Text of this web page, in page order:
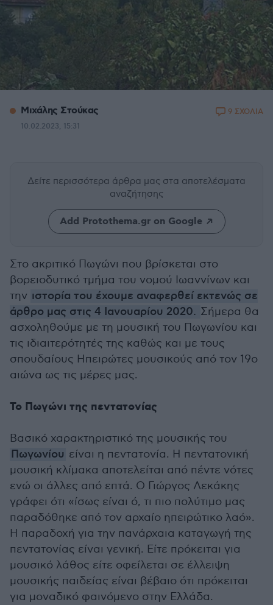
Μιχάλης Στούκας
10.02.2023, 15:31
9 ΣΧΟΛΙΑ
Δείτε περισσότερα άρθρα μας στα αποτελέσματα
αναζήτησης
Add Protothema.gr on Google
Στο ακριτικό Πωγώνι που βρίσκεται στο
βορειοδυτικό τμήμα του νομού Ιωαννίνων και
την ιστορία του έχουμε αναφερθεί εκτενώς σε
άρθρο μας στις 4 Ιανουαρίου 2020. Σήμερα θα
ασχοληθούμε με τη μουσική του Πωγωνίου και
τις ιδιαιτερότητές της καθώς και με τους
σπουδαίους Ηπειρώτες μουσικούς από τον 19ο
αιώνα ως τις μέρες μας.
Το Πωγώνι της πεντατονίας
Βασικό χαρακτηριστικό της μουσικής του
Πωγωνίου είναι η πεντατονία. Η πεντατονική
μουσική κλίμακα αποτελείται από πέντε νότες
ενώ οι άλλες από επτά. Ο Γιώργος Λεκάκης
γράφει ότι «ίσως είναι ό, τι πιο πολύτιμο μας
παραδόθηκε από τον αρχαίο ηπειρώτικο λαό».
Η παραδοχή για την πανάρχαια καταγωγή της
πεντατονίας είναι γενική. Είτε πρόκειται για
μουσικό λάθος είτε οφείλεται σε έλλειψη
μουσικής παιδείας είναι βέβαιο ότι πρόκειται
για μοναδικό φαινόμενο στην Ελλάδα.